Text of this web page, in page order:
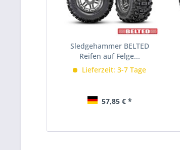
Sledgehammer BELTED
Reifen auf Felge...
Lieferzeit: 3-7 Tage
57,85 € *